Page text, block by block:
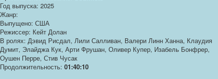
Год выпуска: 2025
Жанр:
Выпущено: США
Режиссер: Кейт Долан
В ролях: Дэвид Рисдал, Лили Салливан, Валери Линн Ханна, Клаудия
Думит, Элайджа Кук, Арти Фрушан, Оливер Купер, Изабель Бонфрер,
Оушен Перре, Стив Чусак
Продолжительность: 01:40:10